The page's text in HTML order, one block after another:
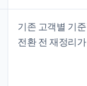
기존 고객별 기
전환 전 재정리가